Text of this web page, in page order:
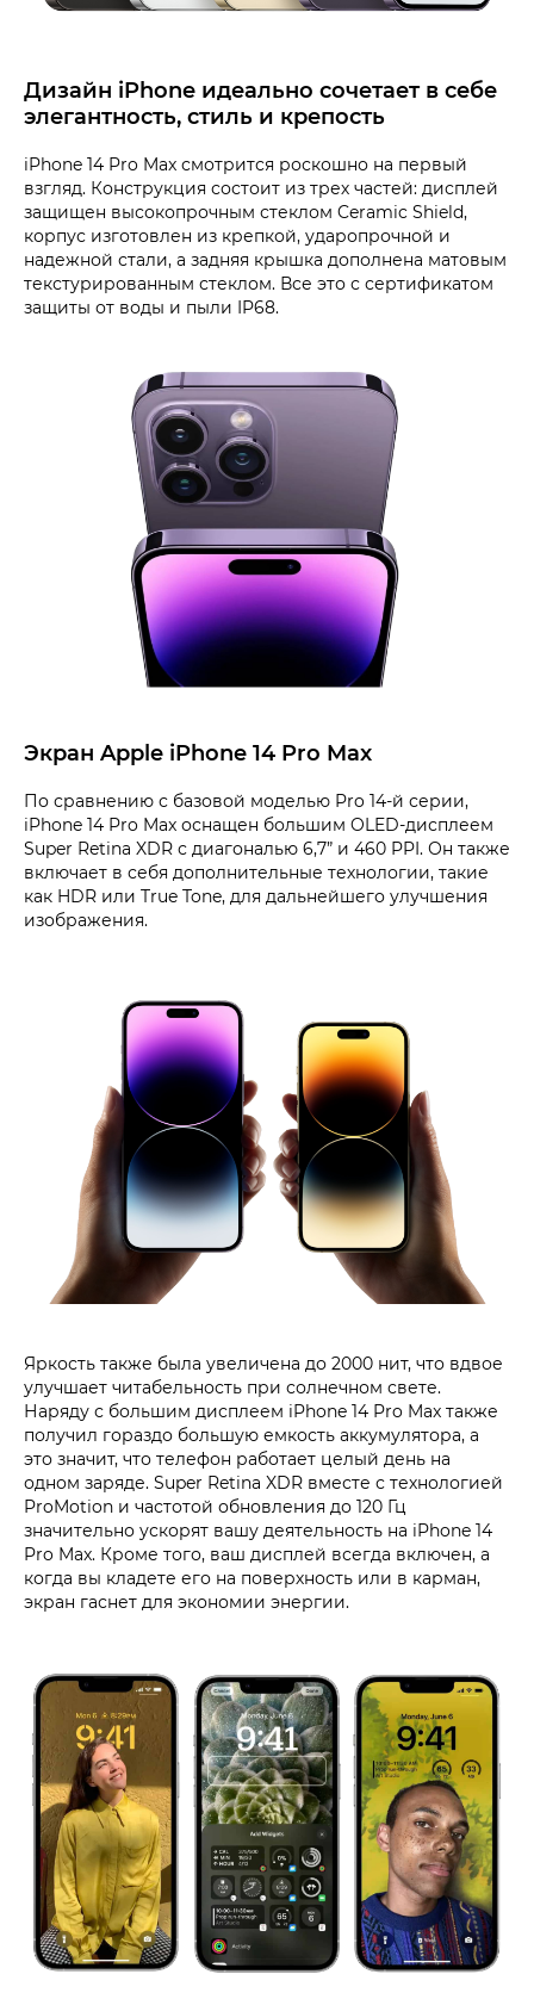
Дизайн iPhone идеально сочетает в себе
элегантность, стиль и крепость
iPhone 14 Pro Max смотрится роскошно на первый
взгляд. Конструкция состоит из трех частей: дисплей
защищен высокопрочным стеклом Ceramic Shield,
корпус изготовлен из крепкой, ударопрочной и
надежной стали, а задняя крышка дополнена матовым
текстурированным стеклом. Все это с сертификатом
защиты от воды и пыли IP68.
Экран Apple iPhone 14 Pro Max
По сравнению с базовой моделью Pro 14-й серии,
iPhone 14 Pro Max оснащен большим OLED-дисплеем
Super Retina XDR с диагональю 6,7” и 460 PPI. Он также
включает в себя дополнительные технологии, такие
как HDR или True Tone, для дальнейшего улучшения
изображения.
Яркость также была увеличена до 2000 нит, что вдвое
улучшает читабельность при солнечном свете.
Наряду с большим дисплеем iPhone 14 Pro Max также
получил гораздо большую емкость аккумулятора, а
это значит, что телефон работает целый день на
одном заряде. Super Retina XDR вместе с технологией
ProMotion и частотой обновления до 120 Гц
значительно ускорят вашу деятельность на iPhone 14
Pro Max. Кроме того, ваш дисплей всегда включен, а
когда вы кладете его на поверхность или в карман,
экран гаснет для экономии энергии.